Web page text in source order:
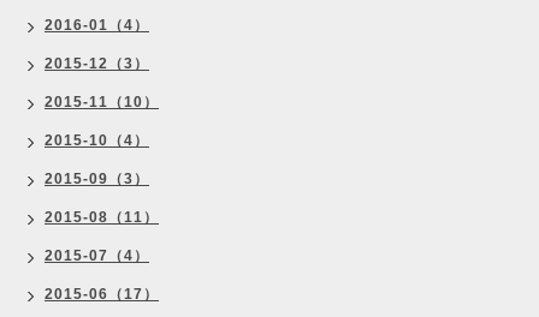
2016-01（4）
2015-12（3）
2015-11（10）
2015-10（4）
2015-09（3）
2015-08（11）
2015-07（4）
2015-06（17）